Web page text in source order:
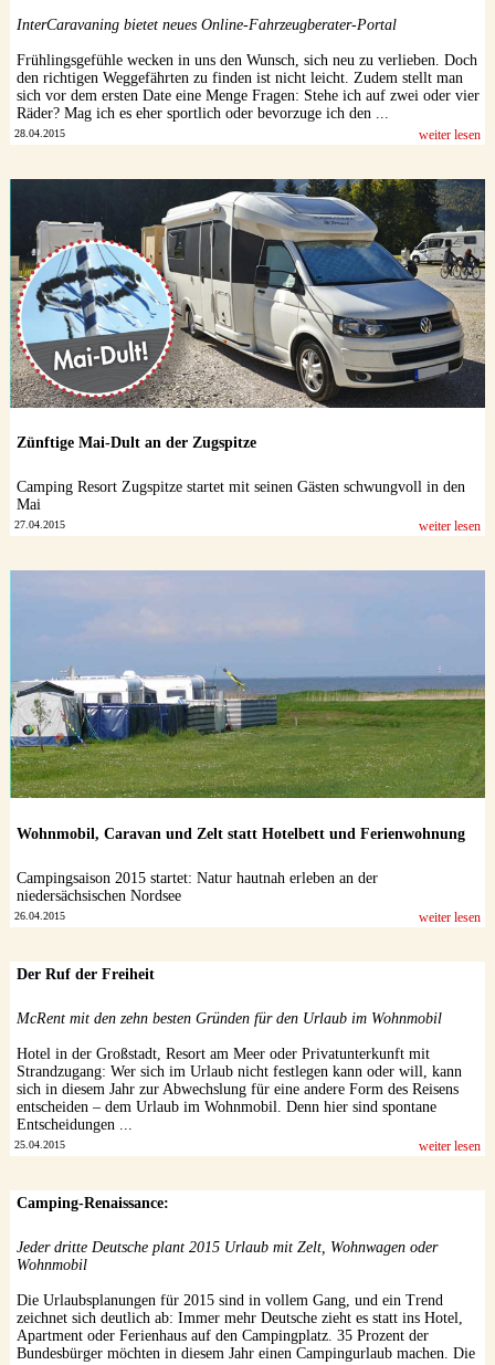
InterCaravaning bietet neues Online-Fahrzeugberater-Portal
Frühlingsgefühle wecken in uns den Wunsch, sich neu zu verlieben. Doch
den richtigen Weggefährten zu finden ist nicht leicht. Zudem stellt man
sich vor dem ersten Date eine Menge Fragen: Stehe ich auf zwei oder vier
Räder? Mag ich es eher sportlich oder bevorzuge ich den ...
28.04.2015 weiter lesen
Zünftige Mai-Dult an der Zugspitze
Camping Resort Zugspitze startet mit seinen Gästen schwungvoll in den
Mai
27.04.2015 weiter lesen
Wohnmobil, Caravan und Zelt statt Hotelbett und Ferienwohnung
Campingsaison 2015 startet: Natur hautnah erleben an der
niedersächsischen Nordsee
26.04.2015 weiter lesen
Der Ruf der Freiheit
McRent mit den zehn besten Gründen für den Urlaub im Wohnmobil
Hotel in der Großstadt, Resort am Meer oder Privatunterkunft mit
Strandzugang: Wer sich im Urlaub nicht festlegen kann oder will, kann
sich in diesem Jahr zur Abwechslung für eine andere Form des Reisens
entscheiden – dem Urlaub im Wohnmobil. Denn hier sind spontane
Entscheidungen ...
25.04.2015 weiter lesen
Camping-Renaissance:
Jeder dritte Deutsche plant 2015 Urlaub mit Zelt, Wohnwagen oder
Wohnmobil
Die Urlaubsplanungen für 2015 sind in vollem Gang, und ein Trend
zeichnet sich deutlich ab: Immer mehr Deutsche zieht es statt ins Hotel,
Apartment oder Ferienhaus auf den Campingplatz. 35 Prozent der
Bundesbürger möchten in diesem Jahr einen Campingurlaub machen. Die